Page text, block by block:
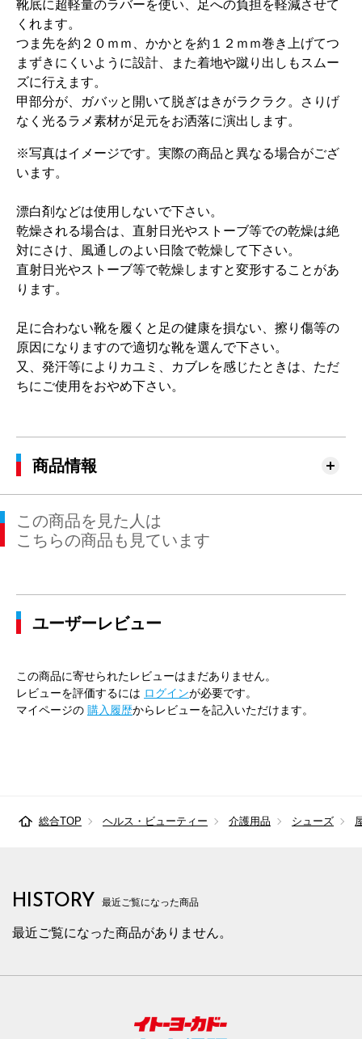
靴底に超軽量のラバーを使い、足への負担を軽減させて
くれます。
つま先を約２０ｍｍ、かかとを約１２ｍｍ巻き上げてつ
まずきにくいように設計、また着地や蹴り出しもスムー
ズに行えます。
甲部分が、ガバッと開いて脱ぎはきがラクラク。さりげ
なく光るラメ素材が足元をお洒落に演出します。
※写真はイメージです。実際の商品と異なる場合がござ
います。
漂白剤などは使用しないで下さい。
乾燥される場合は、直射日光やストーブ等での乾燥は絶
対にさけ、風通しのよい日陰で乾燥して下さい。
直射日光やストーブ等で乾燥しますと変形することがあ
ります。
足に合わない靴を履くと足の健康を損ない、擦り傷等の
原因になりますので適切な靴を選んで下さい。
又、発汗等によりカユミ、カブレを感じたときは、ただ
ちにご使用をおやめ下さい。
商品情報
この商品を見た人は
こちらの商品も見ています
ユーザーレビュー
この商品に寄せられたレビューはまだありません。
レビューを評価するには ログインが必要です。
マイページの 購入履歴からレビューを記入いただけます。
総合TOP ヘルス・ビューティー 介護用品 シューズ
HISTORY 最近ご覧になった商品
最近ご覧になった商品がありません。